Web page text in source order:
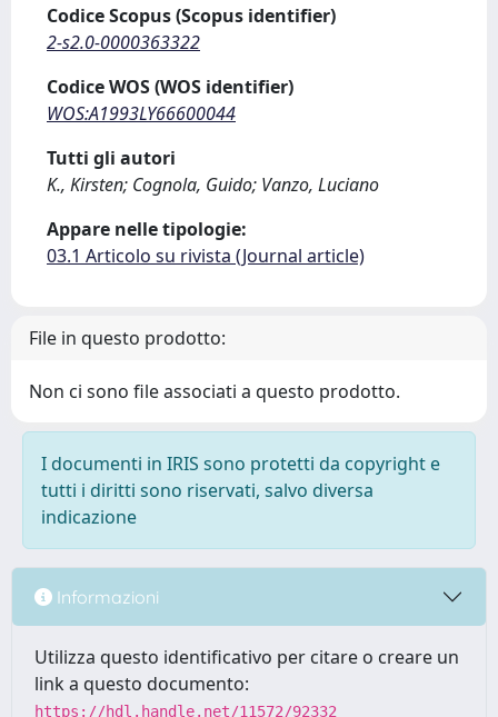
Codice Scopus (Scopus identifier)
2-s2.0-0000363322
Codice WOS (WOS identifier)
WOS:A1993LY66600044
Tutti gli autori
K., Kirsten; Cognola, Guido; Vanzo, Luciano
Appare nelle tipologie:
03.1 Articolo su rivista (Journal article)
File in questo prodotto:
Non ci sono file associati a questo prodotto.
I documenti in IRIS sono protetti da copyright e
tutti i diritti sono riservati, salvo diversa
indicazione
Informazioni
Utilizza questo identificativo per citare o creare un
link a questo documento:
https://hdl.handle.net/11572/92332